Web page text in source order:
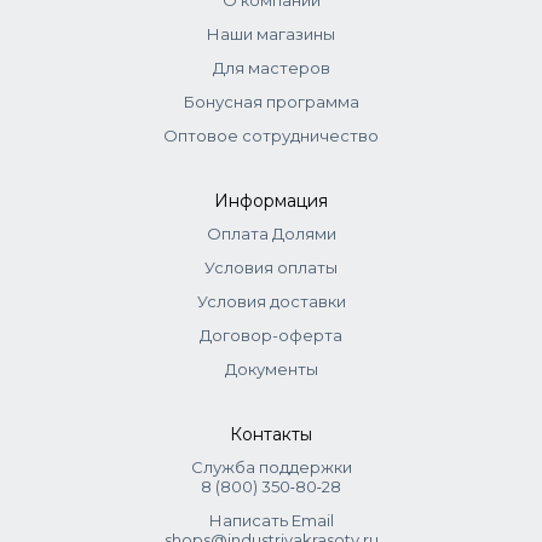
основного оттенка. Также можно использовать в чистом
виде для яркого окрашивания: краситель + оксид 1,5%
(1:1). Для пастельного окрашивания: краситель + оксид 3%
1,5% (1:2), выдержка 20 мин.
Наши магазины
Для мастеров
Бонусная программа
Оптовое сотрудничество
Информация
Оплата Долями
Условия оплаты
Условия доставки
Договор-оферта
Документы
Контакты
Служба поддержки
8 (800) 350‑80‑28
Написать Email